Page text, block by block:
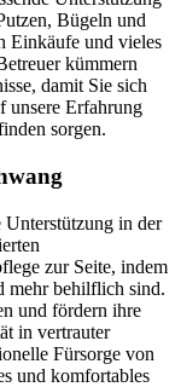
Bügeln und
Einkäufe und vieles
kümmern
damit Sie sich
unsere Erfahrung
sorgen.
Unterstützung in der
zur Seite, indem
mehr behilflich sind.
und fördern ihre
in vertrauter
Fürsorge von
und komfortables